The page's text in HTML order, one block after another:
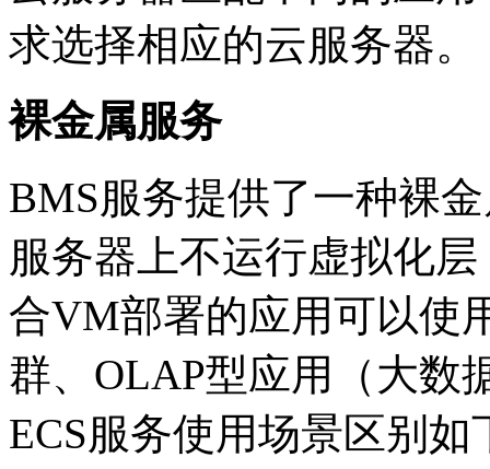
求选择相应的云服务器。
裸金属服务
BMS服务提供了一种裸金
服务器上不运行虚拟化层
合VM部署的应用可以使用
群、OLAP型应用（大数
ECS服务使用场景区别如下